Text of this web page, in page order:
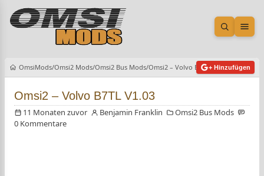
Suche
OmsiMods Omsi2 Mods Omsi2 Bus Mods Omsi2 – Volvo B7TL V1.03+ Hinzufügen
Omsi2 – Volvo B7TL V1.03
11 Monaten zuvor Benjamin Franklin
Omsi2 Bus Mods
0 Kommentare